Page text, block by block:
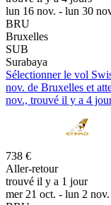
lun 16 nov. - lun 30
BRU
Bruxelles
SUB
Surabaya
Sélectionner le vol
nov. de Bruxelles et
nov., trouvé il y a 4
738 €
Aller-retour
trouvé il y a 1 jour
mer 21 oct. - lun 2 nov.